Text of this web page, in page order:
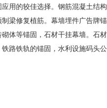
用的较佳选择。钢筋混凝土结构
梁修复植筋。幕墙埋件广告牌锚
体等锚固，石材干挂幕墙。石材
路铁轨的锚固，水利设施码头公